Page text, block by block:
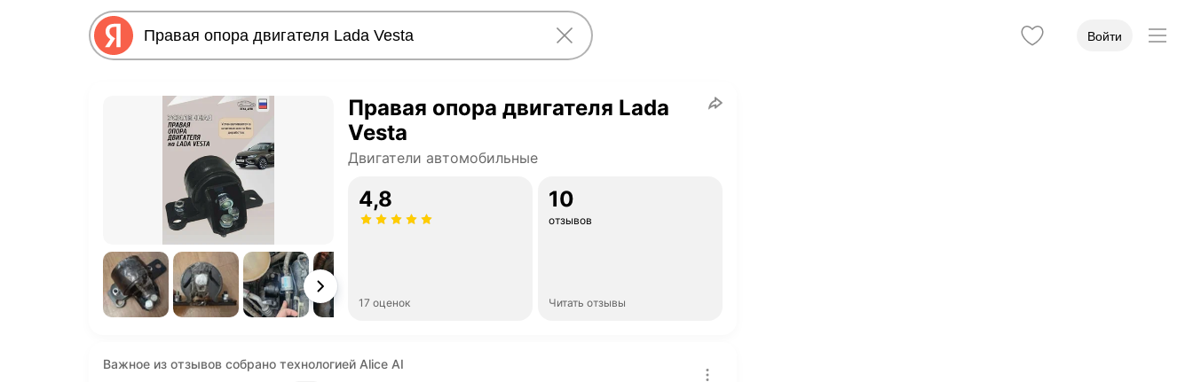
Войти
Правая опора двигателя Lada
Vesta
Двигатели автомобильные
4,8
17 оценок
10
отзывов
Читать отзывы
Важное из отзывов собрано технологией Alice AI